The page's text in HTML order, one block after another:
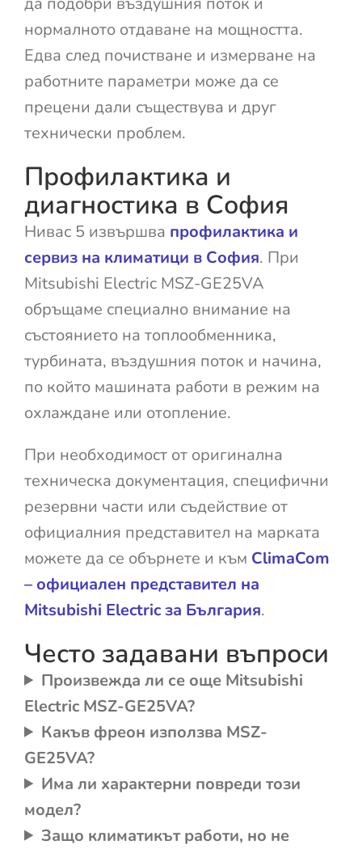
нормалното отдаване на мощността.
Едва след почистване и измерване на
работните параметри може да се
прецени дали съществува и друг
технически проблем.
Профилактика и
диагностика в София
Нивас 5 извършва профилактика и
сервиз на климатици в София. При
Mitsubishi Electric MSZ-GE25VA
обръщаме специално внимание на
състоянието на топлообменника,
турбината, въздушния поток и начина,
по който машината работи в режим на
охлаждане или отопление.
При необходимост от оригинална
техническа документация, специфични
резервни части или съдействие от
официалния представител на марката
можете да се обърнете и към ClimaCom
– официален представител на
Mitsubishi Electric за България.
Често задавани въпроси
Произвежда ли се още Mitsubishi
Electric MSZ-GE25VA?
Какъв фреон използва MSZ-
GE25VA?
Има ли характерни повреди този
модел?
Защо климатикът работи, но не